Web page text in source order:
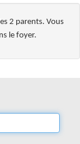
2 parents. Vous
le foyer.